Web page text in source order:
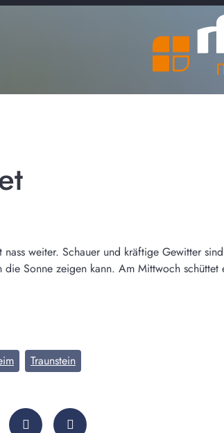
weiter. Schauer und kräftige Gewitter
Sonne zeigen kann. Am Mittwoch
Traunstein